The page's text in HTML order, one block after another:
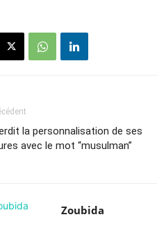
la personnalisation de ses
avec le mot “musulman”
Zoubida